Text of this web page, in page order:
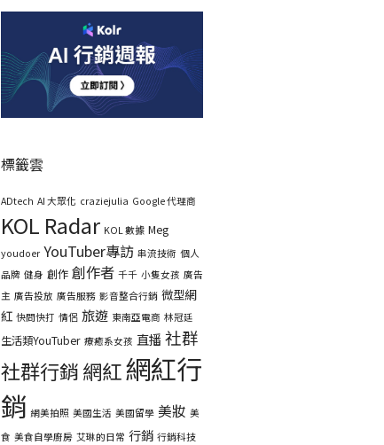
標籤雲
ADtech AI 大眾化 craziejulia Google 代理商
KOL Radar KOL 數據 Meg
youdoer YouTuber專訪 串流技術 個人
品牌 健身 創作 創作者 千千 小隻女孩 廣告
主 廣告投放 廣告服務 影音整合行銷 微型網
紅 快問快打 情侶 旅遊 東南亞電商 林冠廷
生活類YouTuber 療癒系女孩 直播 社群
社群行銷網紅網紅行
銷 網美拍照 美國生活 美國留學 美妝 美
食 美食自學廚房 艾琳的日常 行銷 行銷科技